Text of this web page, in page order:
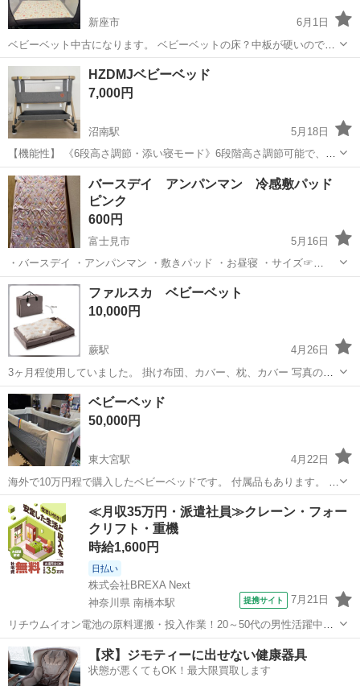
新座市
6月1日
ベビーベット中古になります。 ベビーベットの床？中板が硬いので
90×60のマットレスを敷いて使用していました。 マットレスと防水シ
ーツ2枚もお譲りします。 ベビーベットの定価18000円 購入してから2
年経ちますが使用し...
埼玉 新座市 ベット
HZDMJベビーベッド
7,000円
沼南駅
5月18日
【機能性】 《6段高さ調節・添い寝モード》6段階高さ調節可能で、大
人用ベッドの高さに合わせてご利用可能です。また、サイドの囲いを
取り外して、大人のベッドにくっつけて添い寝モードに切り替えでき
ます。 《吐き戻し防止・ゆりかごモ...
埼玉 上尾市 HZDMJ
バースデイ アンパンマン 冷感敷パッド
ピンク
600円
富士見市
5月16日
・バースデイ ・アンパンマン ・敷きパッド ・お昼寝 ・サイズ☞
70✖︎120㎝ 中古品をご理解頂ける方のみ よろしくお願いいたします☺︎
保育園などにいかがでしょうか？👀
埼玉 富士見市 バースデイ
ファルスカ ベビーベット
10,000円
蕨駅
4月26日
3ヶ月程使用していました。 掛け布団、カバー、枕、カバー 写真の物
が全てになります。 ベッドフレームの部品等は揃っています。 使用す
るにあたって問題はありませんが、中古品であることをご理解くださ
い。 犬、猫などのペットは...
埼玉 蕨市 蕨駅 ベッド
ベビーベッド
50,000円
東大宮駅
4月22日
海外で10万円程で購入したベビーベッドです。 付属品もあります。 子
供が添い寝しないと駄目なタイプで使わずしまってありました。 折り
畳み式でかなり小さくなるので場所は取らないですし、中に布団をひ
かない状態でしたらサークルにも...
埼玉 さいたま市 東大宮駅 ベッド サークル
≪月収35万円・派遣社員≫クレーン・フォー
クリフト・重機
時給1,600円
日払い
株式会社BREXA Next
神奈川県 南橋本駅
提携サイト 7月21日
リチウムイオン電池の原料運搬・投入作業！20～50代の男性活躍中★
ワンルーム寮完備！赴任旅費会社負担！年間休日130日★フォークリフ
ト免許お持ちの方、活躍中！就業先食堂利用可★《神奈川県相模原
市》 人気の工場のお仕事 ◇電...
神奈川 相模原市 南橋本駅 その他
【求】ジモティーに出せない健康器具
状態が悪くてもOK！最大限買取します